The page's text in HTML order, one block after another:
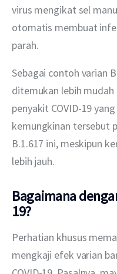
virus mengikat sel
otomatis membuat
parah.
Sebagai contoh varian
ditemukan lebih
penyakit COVID-19
kemungkinan tersebut
B.1.617 ini, meskipun
lebih jauh.
Bagaimana
19?
Perhatian khusus
mengkaji efek varian